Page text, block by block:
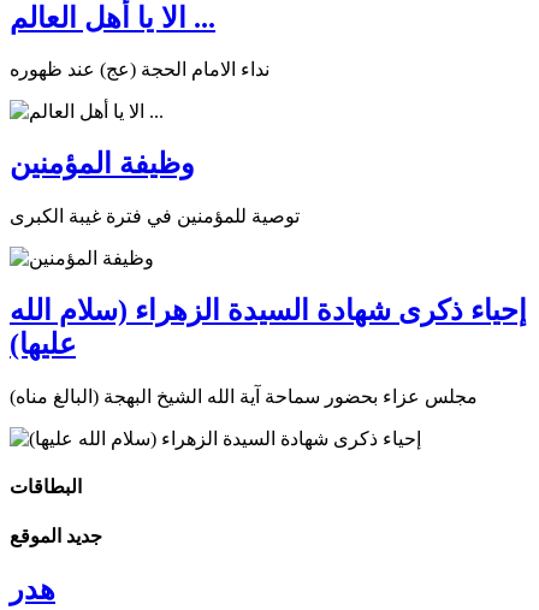
الا يا أهل العالم ...
نداء الامام الحجة (عج) عند ظهوره
وظيفة المؤمنين
توصية للمؤمنين في فترة غيبة الكبرى
إحياء ذكرى شهادة السيدة الزهراء (سلام الله
عليها)
مجلس عزاء بحضور سماحة آية الله الشيخ البهجة (البالغ مناه)
البطاقات
جديد الموقع
هدر